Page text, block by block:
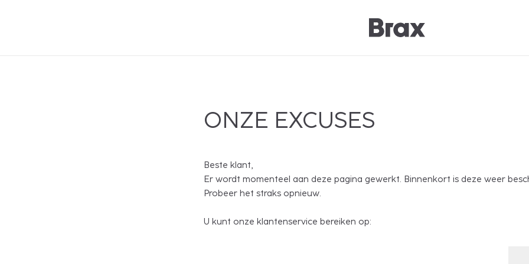
ONZE EXCUSES
Beste klant,
Er wordt momenteel aan deze pagina gewerkt. Binnenkort is deze weer
Probeer het straks opnieuw.
U kunt onze klantenservice bereiken op: